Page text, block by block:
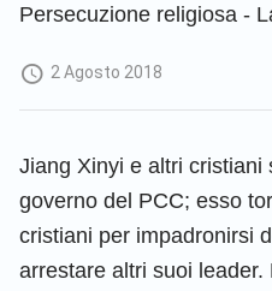
Persecuzione religiosa -
2 Agosto 2018
Jiang Xinyi e altri cristiani
governo del PCC; esso
cristiani per impadronirsi
arrestare altri suoi